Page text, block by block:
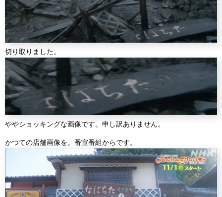
切り取りました。
ややショッキングな画像です。申し訳ありません。
かつての店舗画像を。番宣番組からです。